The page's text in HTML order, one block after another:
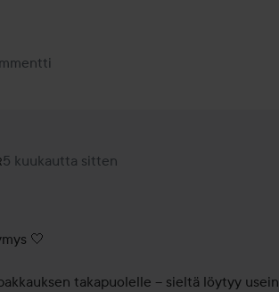
Creator.
5 kuukautta sitten
Kommentti lisättiin 5 kuukautta sitten
🤍
takapuolelle – sieltä löytyy usein